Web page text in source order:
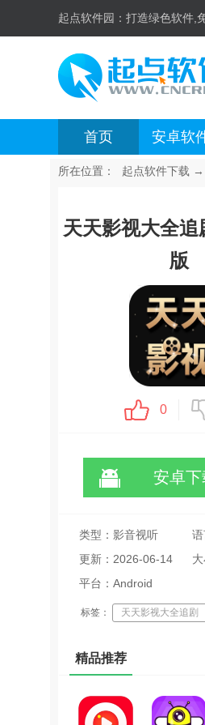
起点软件园： 打造绿色软件,
首页 安卓软
所在位置： 起点软件下载 →
天天影视大全
版
0
安卓下
类型：影音视听
更新：2026-06-14
17:37:15
平台：Android
标签： 天天影视大全追剧
精品推荐